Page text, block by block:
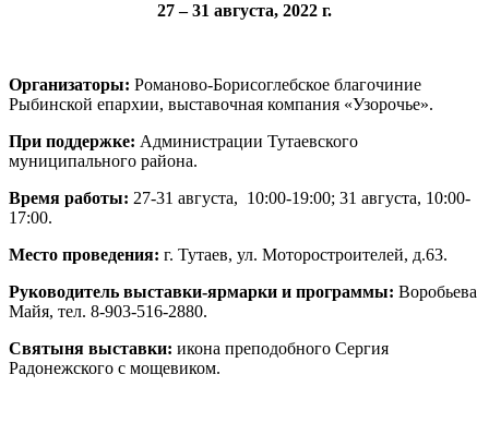
27– 31 августа, 2022 г.
Организаторы: Романово-Борисоглебское благочиние
Рыбинской епархии, выставочная компания «Узорочье».
При поддержке: Администрации Тутаевского
муниципального района.
Время работы: 27-31 августа, 10:00-19:00; 31 августа, 10:00-
17:00.
Место проведения: г. Тутаев, ул. Моторостроителей, д.63.
Руководитель выставки-ярмарки и программы: Воробьева
Майя, тел. 8-903-516-2880.
Святыня выставки: икона преподобного Сергия
Радонежского с мощевиком.